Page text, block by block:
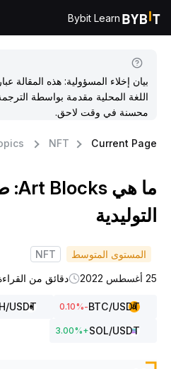
Bybit Learn
بيان إخلاء المسؤولية: هذه المقالة
اللغة المحلية مقدمة بواسطة الترجمة
محسنة في وقت لاحق.
Topics NFT Current
المستوى المتوسط
NFT
دقائق من القراءة 13
BTC/USDT
-0.10
%
ETH/USDT
SOL/USDT
+
3.00%